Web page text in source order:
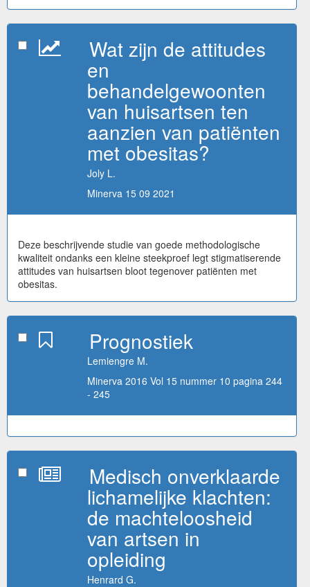
Wat zijn de attitudes
en
behandelgewoonten
van huisartsen ten
aanzien van patiënten
met obesitas?
Joly L.
Minerva 15 09 2021
Deze beschrijvende studie van goede methodologische
kwaliteit ondanks een kleine steekproef legt stigmatiserende
attitudes van huisartsen bloot tegenover patiënten met
obesitas.
Prognostiek
Lemiengre M.
Minerva 2016 Vol 15 nummer 10 pagina 244
- 245
Medisch onverklaarde
lichamelijke klachten:
de machteloosheid
van artsen in
opleiding
Henrard G.